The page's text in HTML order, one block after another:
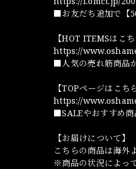
■お友だち追加で【
【HOT ITEMSはこ
https://
■人気の売れ筋商品
【TOPページはこち
https://
■SALEやおすすめ商
【お届けについて】
こちらの商品は海外
※商品の状況によっ